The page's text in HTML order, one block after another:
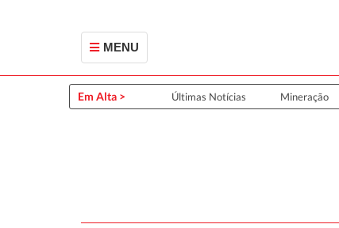
MENU
Em Alta > Últimas Notícias Mineração